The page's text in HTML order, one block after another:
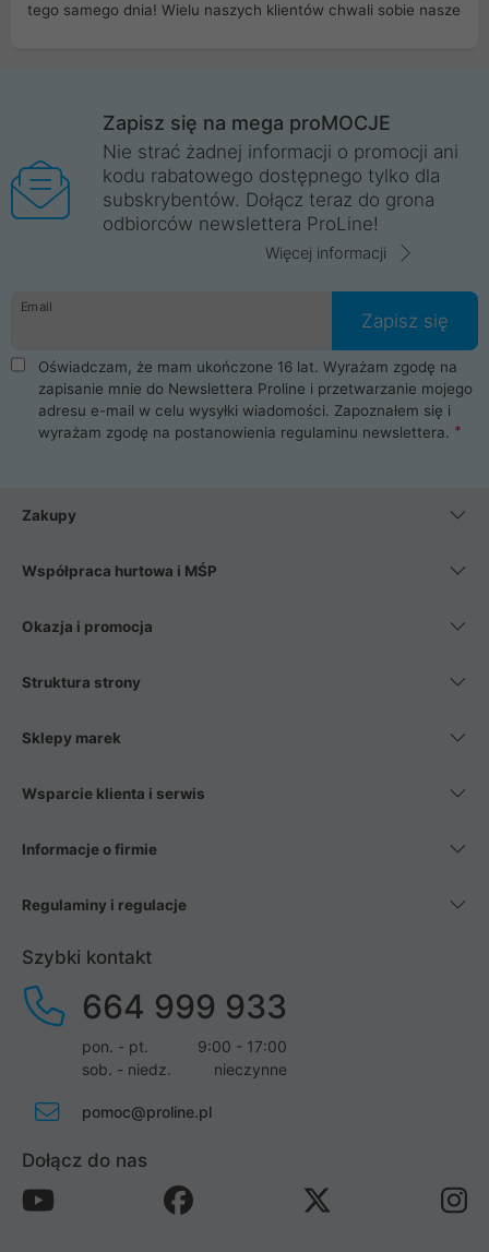
tego samego dnia! Wielu naszych klientów chwali sobie nasze
Wrocław, Poznań, Legnica, Katowice, Gliwice, Kalisz, Bytom,
Trzebnica, Opole. Szybka i profesjonalna obsługa!
ProLine to polska firma ze 100% polskim kapitałem. Działamy
legalnie i płacimy podatki w naszym kraju! Posiadamy siedzibę
główną w Mirkowie oraz salony na terenie kraju. Cała
komunikacja ze sklepem komputerowym ProLine jest
danych osobowych. Dlatego zakup notebooka albo laptopa w
ProLine to czysta przyjemność i pełne bezpieczeństwo.
Zaopatrzysz się u nas w akcesoria i części komputerowe
takie jak procesory, karty graficzne, płyty główne, pamięci,
dyski SSD, M.2 oraz HDD. Nasi pracownicy pomogą Ci wybrać
najlepszy zasilacz komputerowy oraz obudowę do komputera.
Poza komputerami mamy również najlepsze na rynku
Smartfony takich producentów jak Xiaomi, Apple, Samsung i
wentylatory. Na koniec mając już to wszystko, możesz
Zapisz się na mega proMOCJE
Nie strać żadnej informacji o promocji ani
kodu rabatowego dostępnego tylko dla
subskrybentów. Dołącz teraz do grona
odbiorców newslettera ProLine!
Więcej informacji
Email
Zapisz się
Oświadczam, że mam ukończone 16 lat. Wyrażam zgodę na
zapisanie mnie do Newslettera Proline i przetwarzanie mojego
adresu e-mail w celu wysyłki wiadomości. Zapoznałem się i
wyrażam zgodę na postanowienia regulaminu newslettera.
Zakupy
Współpraca hurtowa i MŚP
Okazja i promocja
Struktura strony
Sklepy marek
Wsparcie klienta i serwis
Informacje o firmie
Regulaminy i regulacje
Szybki kontakt
664 999 933
pon. - pt.
9:00 - 17:00
sob. - niedz.
nieczynne
pomoc@proline.pl
Dołącz do nas